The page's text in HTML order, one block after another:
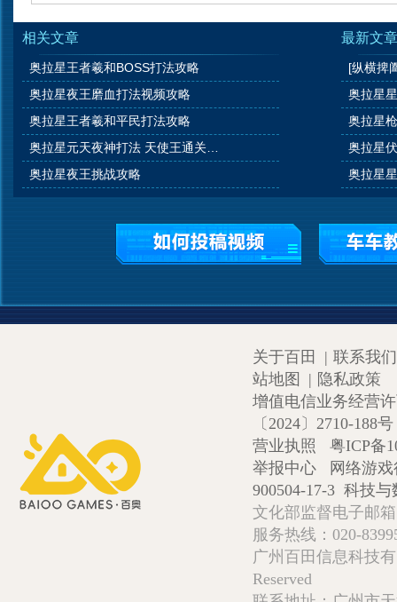
相关文章
奥拉星王者羲和BOSS打法攻略
奥拉星夜王磨血打法视频攻略
奥拉星王者羲和平民打法攻略
奥拉星夜王挑战攻略
最新文章
[纵横捭
奥拉星
奥拉星
奥拉星
奥拉星
关于百田 | 联系我们
站地图
| 隐私政策
增值电信业务经营
〔2024〕2710-188号
营业执照
粤ICP备
举报中心
网络游
900504-17-3 科技与
文化部监督电子邮
服务热线：020-
广州百田信息科技
Reserved